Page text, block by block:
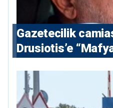
Gazetecilik
⁠Drusiotis’e